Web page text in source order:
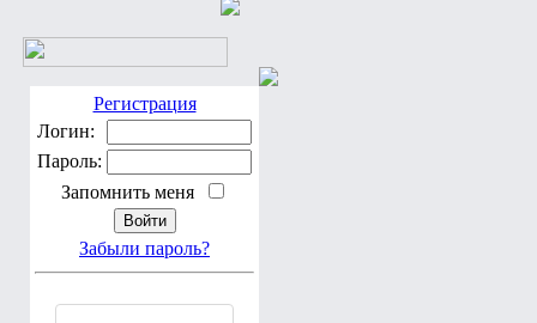
Регистрация
Логин:
Пароль:
Запомнить меня
Забыли пароль?